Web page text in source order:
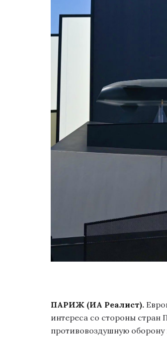
ПАРИЖ (ИА Реалист).
интереса со стороны стран
противовоздушную